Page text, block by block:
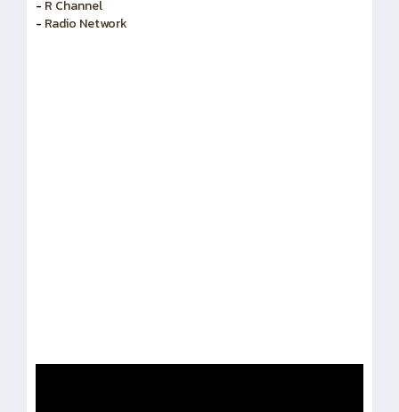
- สำนักงานคณะกรรมการข้าราชการพลเรือน
- R Channel